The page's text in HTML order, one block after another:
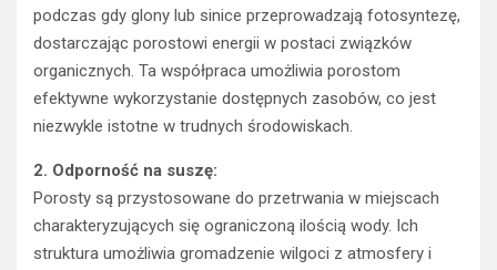
podczas gdy glony lub sinice przeprowadzają fotosyntezę,
dostarczając porostowi energii w postaci związków
organicznych. Ta współpraca umożliwia porostom
efektywne wykorzystanie dostępnych zasobów, co jest
niezwykle istotne w trudnych środowiskach.
2. Odporność na suszę:
Porosty są przystosowane do przetrwania w miejscach
charakteryzujących się ograniczoną ilością wody. Ich
struktura umożliwia gromadzenie wilgoci z atmosfery i